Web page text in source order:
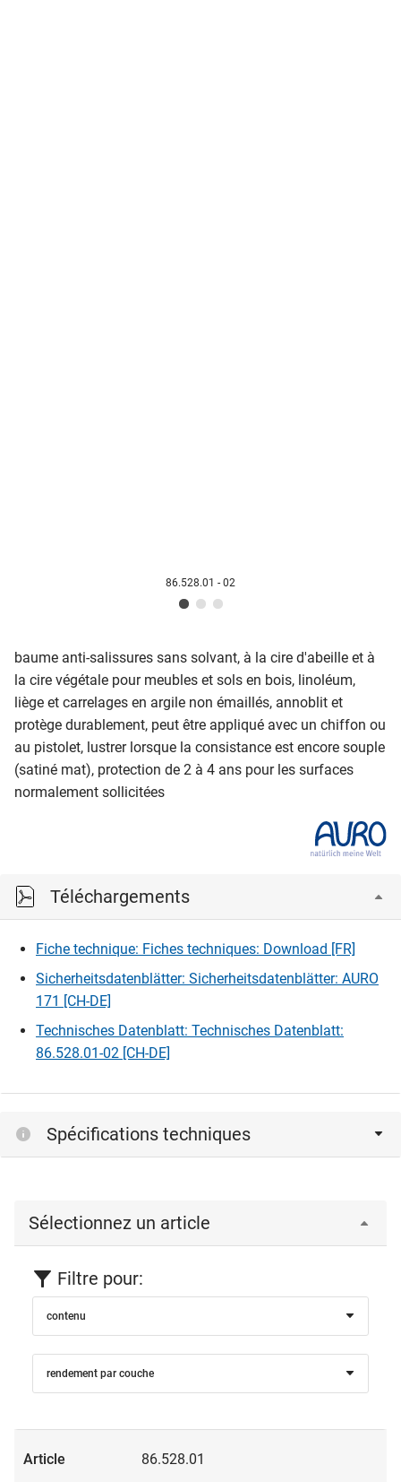
86.528.01 - 02
baume anti-salissures sans solvant, à la cire d'abeille et à
la cire végétale pour meubles et sols en bois, linoléum,
liège et carrelages en argile non émaillés, annoblit et
protège durablement, peut être appliqué avec un chiffon ou
au pistolet, lustrer lorsque la consistance est encore souple
(satiné mat), protection de 2 à 4 ans pour les surfaces
normalement sollicitées
Téléchargements
Fiche technique: Fiches techniques: Download [FR]
Sicherheitsdatenblätter: Sicherheitsdatenblätter: AURO
171 [CH-DE]
Technisches Datenblatt: Technisches Datenblatt:
86.528.01-02 [CH-DE]
Spécifications techniques
Sélectionnez un article
Filtre pour:
contenu
rendement par couche
86.528.01